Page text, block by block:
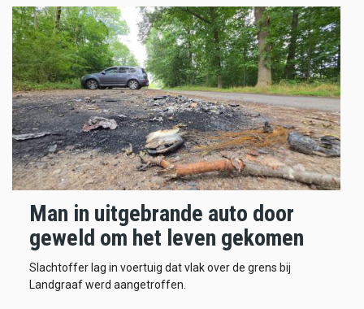
Man in uitgebrande auto door
geweld om het leven gekomen
Slachtoffer lag in voertuig dat vlak over de grens bij
Landgraaf werd aangetroffen.